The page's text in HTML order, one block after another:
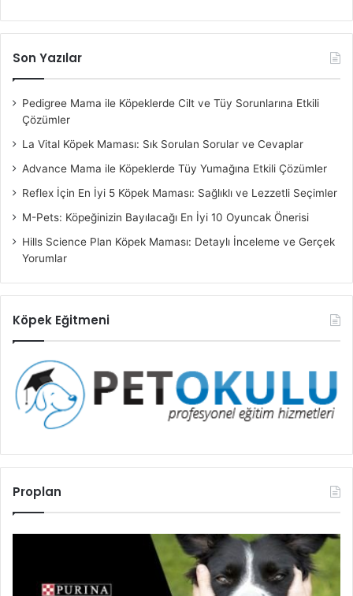
Son Yazılar
Pedigree Mama ile Köpeklerde Cilt ve Tüy Sorunlarına Etkili
Çözümler
La Vital Köpek Maması: Sık Sorulan Sorular ve Cevaplar
Advance Mama ile Köpeklerde Tüy Yumağına Etkili Çözümler
Reflex İçin En İyi 5 Köpek Maması: Sağlıklı ve Lezzetli Seçimler
M-Pets: Köpeğinizin Bayılacağı En İyi 10 Oyuncak Önerisi
Hills Science Plan Köpek Maması: Detaylı İnceleme ve Gerçek
Yorumlar
Köpek Eğitmeni
Proplan